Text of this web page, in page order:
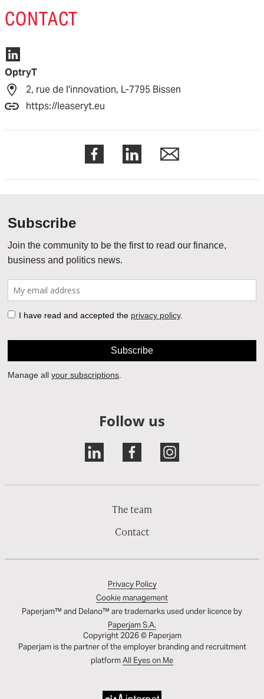
CONTACT
OptryT
2, rue de l'innovation, L-7795 Bissen
https://leaseryt.eu
Follow us
The team
Contact
Privacy Policy
Cookie management
Paperjam™ and Delano™ are trademarks used under licence by
Paperjam S.A.
Copyright 2026 © Paperjam
Paperjam is the partner of the employer branding and recruitment
platformAll Eyes on Me